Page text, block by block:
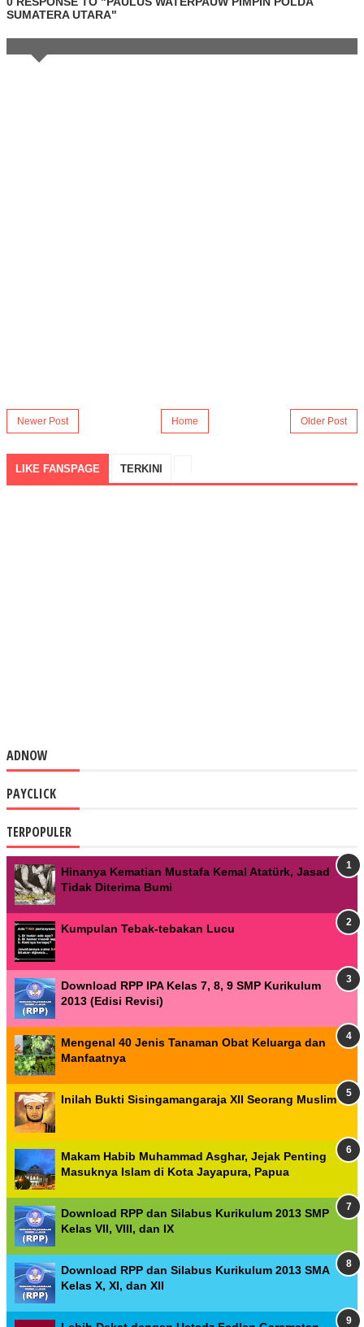
SUMATERA UTARA"
Newer Post Older Post
Home
LIKE FANSPAGE TERKINI
ADNOW
PAYCLICK
TERPOPULER
Hinanya Kematian Mustafa Kemal Atatürk, Jasad
Tidak Diterima Bumi
Kumpulan Tebak-tebakan Lucu
Download RPP IPA Kelas 7, 8, 9 SMP Kurikulum
2013 (Edisi Revisi)
Mengenal 40 Jenis Tanaman Obat Keluarga dan
Manfaatnya
Inilah Bukti Sisingamangaraja XII Seorang Muslim
Makam Habib Muhammad Asghar, Jejak Penting
Masuknya Islam di Kota Jayapura, Papua
Download RPP dan Silabus Kurikulum 2013 SMP
Kelas VII, VIII, dan IX
Download RPP dan Silabus Kurikulum 2013 SMA
Kelas X, XI, dan XII